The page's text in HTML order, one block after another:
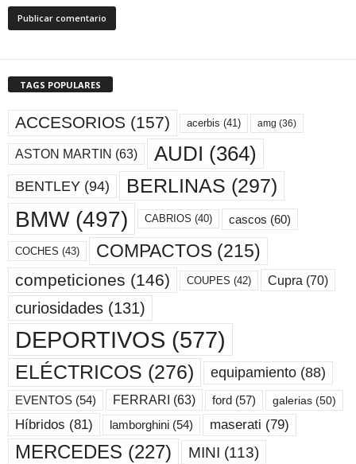
TAGS POPULARES
ACCESORIOS (157) acerbis (41) amg (36)
ASTON MARTIN (63) AUDI (364)
BENTLEY (94) BERLINAS (297)
BMW(497) CABRIOS (40) cascos (60)
COCHES (43) COMPACTOS (215)
competiciones (146) COUPES (42) Cupra (70)
curiosidades (131)
DEPORTIVOS (577)
ELÉCTRICOS (276) equipamiento (88)
EVENTOS (54) FERRARI (63) ford (57) galerias (50)
Híbridos (81) lamborghini (54) maserati (79)
MERCEDES (227) MINI (113)